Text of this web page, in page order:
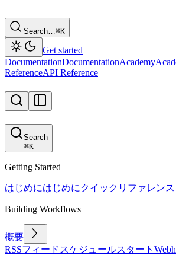
Search…⌘K
Get started
DocumentationDocumentationAcademy
ReferenceAPI Reference
Search
⌘K
Getting Started
はじめにはじめに クイックリファレンス
Building Workflows
概要
RSSフィード スケジュールスタート